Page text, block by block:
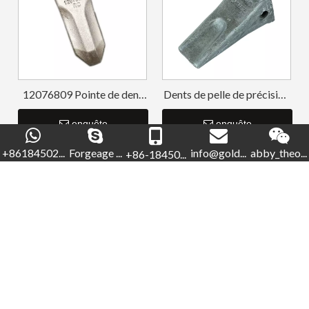
12076809 Pointe de dent
forgée Sany75
enquête
Dents de pelle de précision
de roche en acier allié Sany
SY65 70
enquête
+86184502... Forgeage ... +86-18450... info@gold... abby_theo...